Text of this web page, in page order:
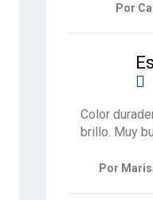
Por

Color
brillo. Muy
Por